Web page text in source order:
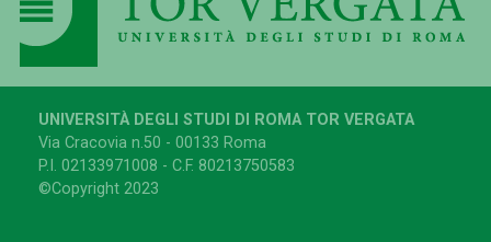
UNIVERSITÀ DEGLI STUDI DI ROMA TOR VERGATA
Via Cracovia n.50 - 00133 Roma
P.I. 02133971008 - C.F. 80213750583
©Copyright 2023